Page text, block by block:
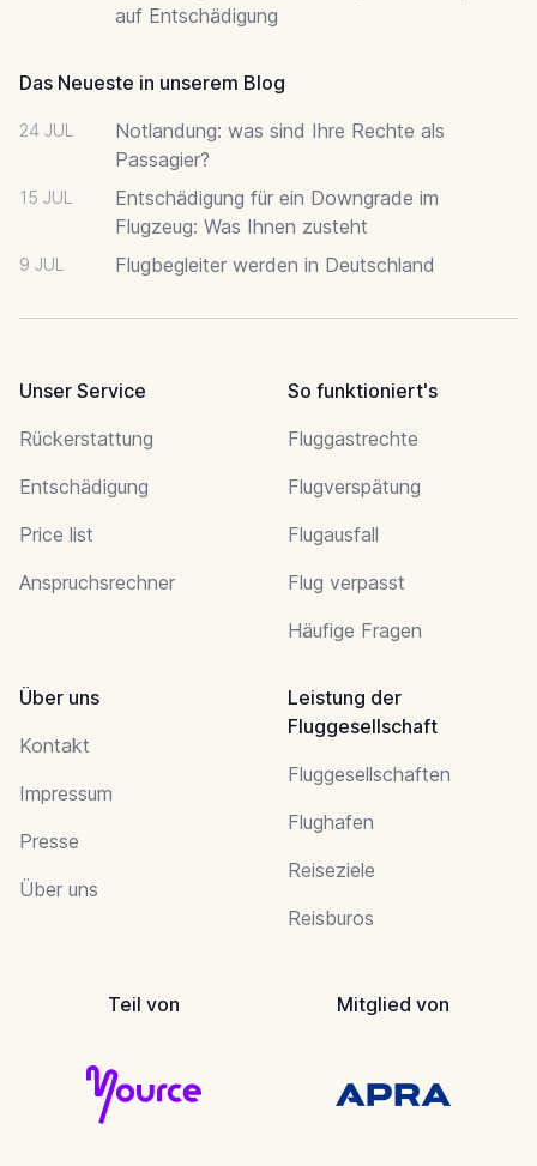
auf Entschädigung
Das Neueste in unserem Blog
24 JUL
Notlandung: was sind Ihre Rechte als
Passagier?
15 JUL
Entschädigung für ein Downgrade im
Flugzeug: Was Ihnen zusteht
9 JUL Flugbegleiter werden in Deutschland
Unser Service
Rückerstattung
Entschädigung
Price list
Anspruchsrechner
So funktioniert's
Fluggastrechte
Flugverspätung
Flugausfall
Flug verpasst
Häufige Fragen
Über uns
Kontakt
Impressum
Presse
Über uns
Leistung der
Fluggesellschaft
Fluggesellschaften
Flughafen
Reiseziele
Reisburos
Teil von Mitglied von